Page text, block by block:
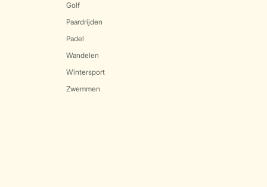
Golf
Paardrijden
Padel
Wandelen
Wintersport
Zwemmen